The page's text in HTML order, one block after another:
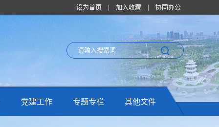
设为首页 | 加入收藏 | 协同办公
党建工作 专题专栏 其他文件